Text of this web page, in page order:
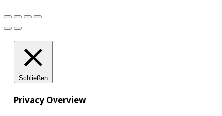
Schließen
Privacy Overview